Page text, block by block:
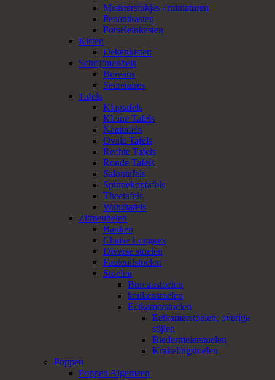
Meesterstukjes / miniaturen
Penantkasten
Porseleinkasten
Kisten
Dekenkisten
Schrijfmeubels
Bureaus
Secretaires
Tafels
Klaptafels
Kleine Tafels
Naaitafels
Ovale Tafels
Rechte Tafels
Ronde Tafels
Salontafels
Spinnekoptafels
Theetafels
Wandtafels
Zitmeubelen
Banken
Chaise Longues
Diverse stoelen
Fauteuilstoelen
Stoelen
Bureaustoelen
keukenstoelen
Eetkamerstoelen
Eetkamerstoelen; overige
stijlen
Biedermeierstoelen
Krakelingstoelen
Poppen
Poppen Algemeen